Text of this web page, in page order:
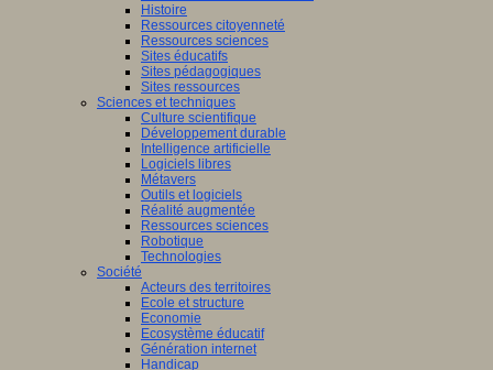
Histoire
Ressources citoyenneté
Ressources sciences
Sites éducatifs
Sites pédagogiques
Sites ressources
Sciences et techniques
Culture scientifique
Développement durable
Intelligence artificielle
Logiciels libres
Métavers
Outils et logiciels
Réalité augmentée
Ressources sciences
Robotique
Technologies
Société
Acteurs des territoires
Ecole et structure
Economie
Ecosystème éducatif
Génération internet
Handicap